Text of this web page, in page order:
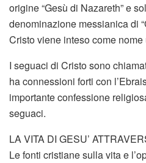
origine “Gesù di Nazareth” e
denominazione messianica di
Cristo viene inteso come nome
I seguaci di Cristo sono
ha connessioni forti con
importante confessione
seguaci.
LA VITA DI GESU’
Le fonti cristiane sulla vita e